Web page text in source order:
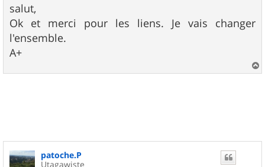
s
s
a
g
e
salut,
Ok et merci pour les liens. Je vais changer
l'ensemble.
A+
a
patoche.P
Utagawiste